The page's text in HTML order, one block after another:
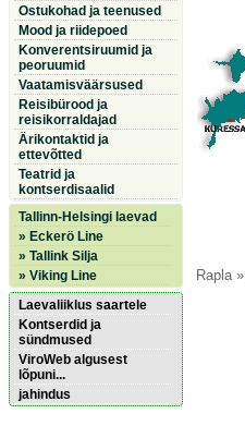
Ostukohad ja teenused
Mood ja riidepoed
Konverentsiruumid ja
peoruumid
Vaatamisväärsused
Reisibürood ja
reisikorraldajad
Ärikontaktid ja
ettevõtted
Teatrid ja
kontserdisaalid
Tallinn-Helsingi laevad
» Eckerö Line
» Tallink Silja
» Viking Line
Laevaliiklus saartele
Kontserdid ja
sündmused
ViroWeb algusest
lõpuni...
jahindus
Rapla»